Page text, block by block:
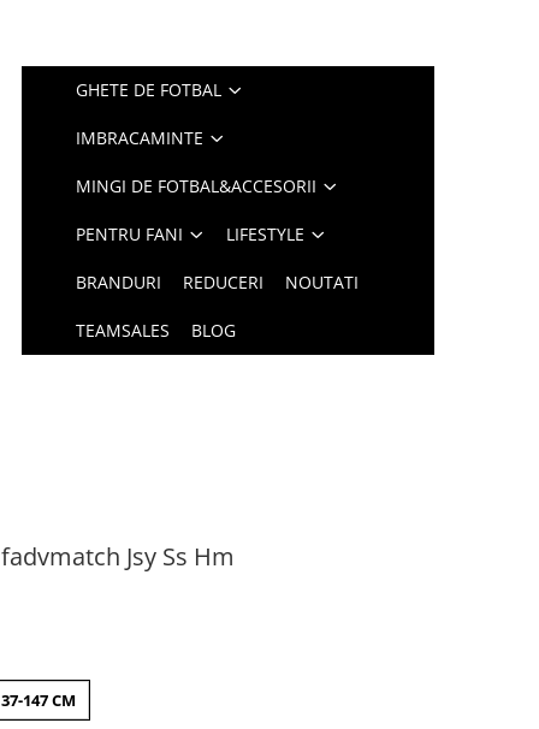
GHETE DE FOTBAL
IMBRACAMINTE
MINGI DE FOTBAL&ACCESORII
PENTRU FANI LIFESTYLE
BRANDURI REDUCERI NOUTATI
TEAMSALES BLOG
Jsy Ss Hm
147 CM